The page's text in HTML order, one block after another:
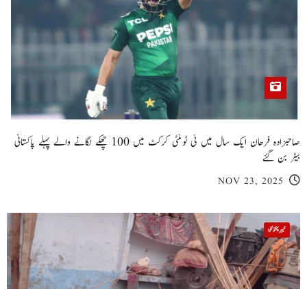
صاحبزادہ فرحان ایک سال میں ٹی ٹوئنٹی کرکٹ میں 100 چھکے لگانے والے پہلے پاکستانی
بیٹر بن گئے
NOV 23, 2025
خیبر پختونخوا